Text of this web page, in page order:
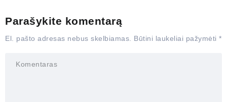
Parašykite komentarą
El. pašto adresas nebus skelbiamas. Būtini laukeliai pažymėti *